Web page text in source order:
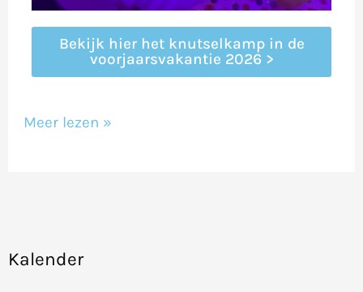
Kalender
Bekijk hier het knutselkamp in de
voorjaarsvakantie 2026 >
Meer lezen »